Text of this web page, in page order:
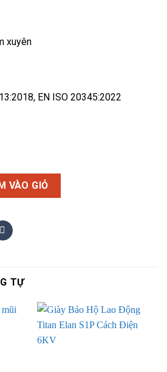
xuyên
EN ISO 20345:2022
S3 số lượng
VÀO GIỎ
TỰ